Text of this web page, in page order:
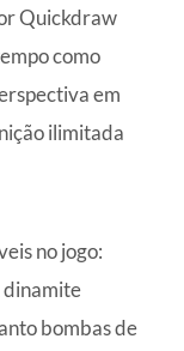
Quickdraw
como
em
ilimitada
no jogo:
dinamite
bombas de